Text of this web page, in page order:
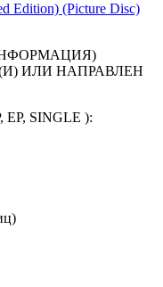
Edition) (Picture Disc)
ИЛИ НАПРАВЛЕН
EP, SINGLE ):